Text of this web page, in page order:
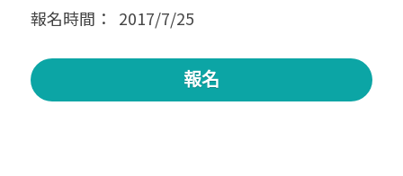
報名時間：  2017/7/25
報名